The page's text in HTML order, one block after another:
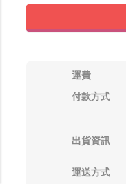
運費
付款方式
出貨資訊
運送方式